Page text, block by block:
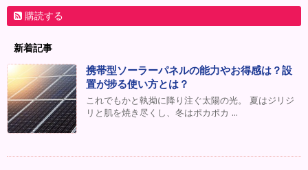
購読する
新着記事
携帯型ソーラーパネルの能力やお得感は？設
置が捗る使い方とは？
これでもかと執拗に降り注ぐ太陽の光。 夏はジリジ
リと肌を焼き尽くし、冬はポカポカ ...